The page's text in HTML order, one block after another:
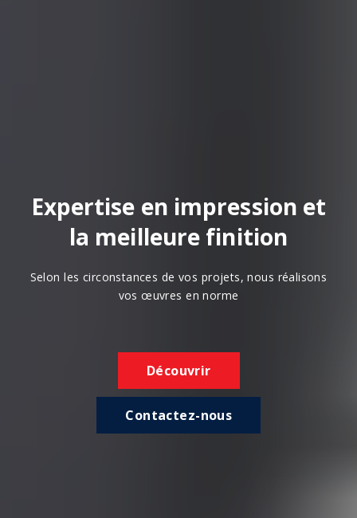
Expertise en impression et
la meilleure finition
Selon les circonstances de vos projets, nous réalisons
vos œuvres en norme
Découvrir
Contactez-nous